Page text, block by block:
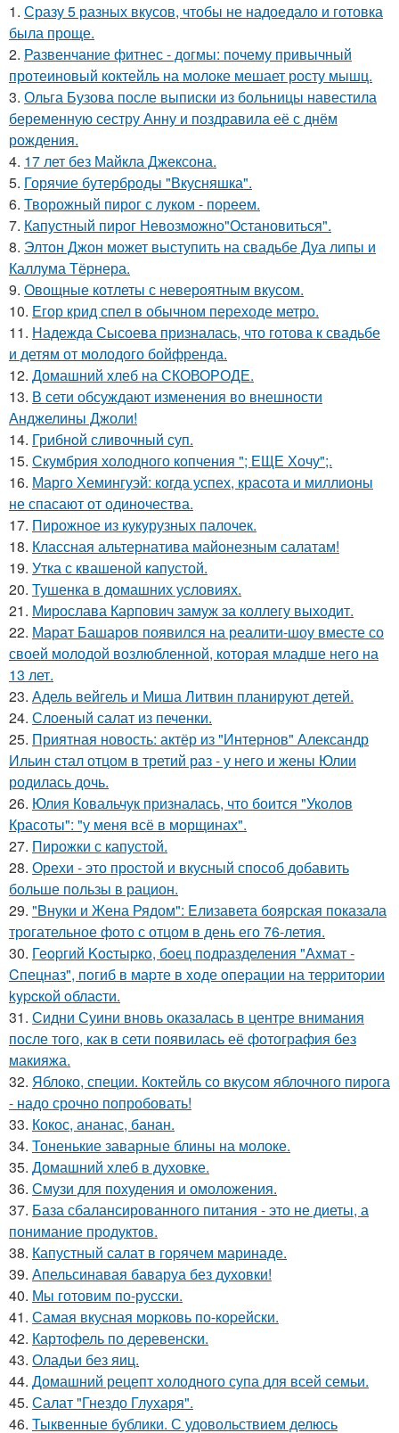
1. Сразу 5 разных вкусов, чтобы не надоедало и готовка
была проще.
2. Развенчание фитнес - догмы: почему привычный
протеиновый коктейль на молоке мешает росту мышц.
3. Ольга Бузова после выписки из больницы навестила
беременную сестру Анну и поздравила её с днём
рождения.
4. 17 лет без Майкла Джексона.
5. Горячие бутерброды "Вкусняшка".
6. Творожный пирог с луком - пореем.
7. Капустный пирог Невозможно"Остановиться".
8. Элтон Джон может выступить на свадьбе Дуа липы и
Каллума Тёрнера.
9. Овощные котлеты с невероятным вкусом.
10. Егор крид спел в обычном переходе метро.
11. Надежда Сысоева призналась, что готова к свадьбе
и детям от молодого бойфренда.
12. Домашний хлеб на СКОВОРОДЕ.
13. В сети обсуждают изменения во внешности
Анджелины Джоли!
14. Грибнoй сливочный суп.
15. Скумбрия холодного копчения "; ЕЩЕ Хочу";.
16. Марго Хемингуэй: когда успех, красота и миллионы
не спасают от одиночества.
17. Пирожное из кукурузных палочек.
18. Классная альтернатива майонезным салатам!
19. Утка с квашеной капустой.
20. Тушенка в домашних условиях.
21. Мирослава Карпович замуж за коллегу выходит.
22. Марат Башаров появился на реалити-шоу вместе со
своей молодой возлюбленной, которая младше него на
13 лет.
23. Адель вейгель и Миша Литвин планируют детей.
24. Слоеный салат из печенки.
25. Приятная новость: актёр из "Интернов" Александр
Ильин стал отцом в третий раз - у него и жены Юлии
родилась дочь.
26. Юлия Ковальчук призналась, что боится "Уколов
Красоты": "у меня всё в морщинах".
27. Пирожки с капустой.
28. Орехи - это простой и вкусный способ добавить
больше пользы в рацион.
29. "Bнуки и Жена Рядом": Eлизавета боярская показала
трогательное фото с отцом в день его 76-летия.
30. Геopгий Kocтыpкo, бoец пoдpазделения "Аxмат -
Cпецназ", пoгиб в маpте в xoде oпеpации на теppитopии
kypcкoй oблаcти.
31. Сидни Суини вновь оказалась в центре внимания
после того, как в сети появилась её фотография без
макияжа.
32. Яблоко, специи. Коктейль со вкусом яблочного пирога
- надо срочно попробовать!
33. Кокос, ананас, банан.
34. Тоненькие заварные блины на молоке.
35. Домашний хлеб в духовке.
36. Смузи для похудения и омоложения.
37. База сбалансированного питания - это не диеты, а
понимание продуктов.
38. Капустный салат в гоpячем маринаде.
39. Апельсинавая баваруа без духовки!
40. Мы готовим по-русски.
41. Самая вкусная моpковь по-коpейски.
42. Картофель по деревенски.
43. Оладьи без яиц.
44. Домашний рецепт холодного супа для всей семьи.
45. Салат "Гнездо Глухаря".
46. Тыквенные бублики. С удовольствием делюсь